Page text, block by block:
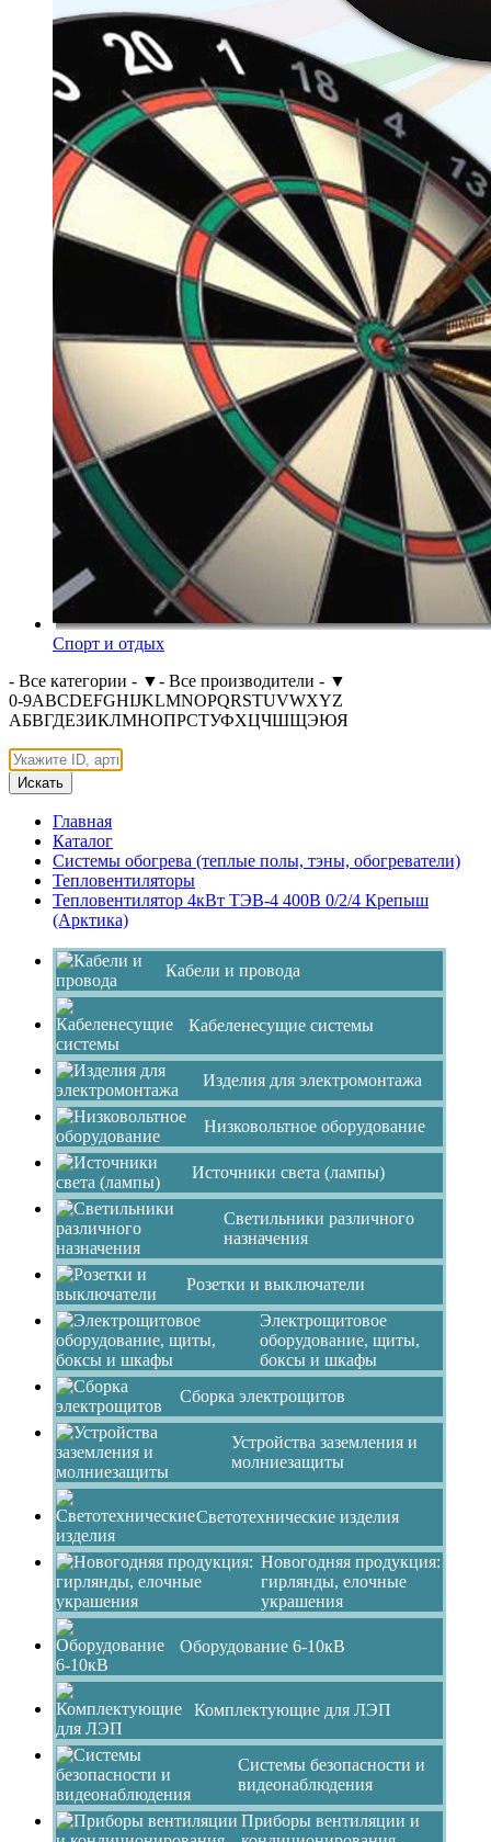
Спорт и отдых
- Все категории - ▼- Все производители - ▼
0-9ABCDEFGHIJKLMNOPQRSTUVWXYZ
АБВГДЕЗИКЛМНОПРСТУФХЦЧШЩЭЮЯ
Искать
Главная
Каталог
Системы обогрева (теплые полы, тэны, обогреватели)
Тепловентиляторы
Тепловентилятор 4кВт ТЭВ-4 400В 0/2/4 Крепыш
(Арктика)
Кабели и провода
Кабеленесущие системы
Изделия для электромонтажа
Низковольтное оборудование
Источники света (лампы)
Светильники различного
назначения
Розетки и выключатели
Электрощитовое
оборудование, щиты,
боксы и шкафы
Сборка электрощитов
Устройства заземления и
молниезащиты
Светотехнические изделия
Новогодняя продукция:
гирлянды, елочные
украшения
Оборудование 6-10кВ
Комплектующие для ЛЭП
Системы безопасности и
видеонаблюдения
Приборы вентиляции и